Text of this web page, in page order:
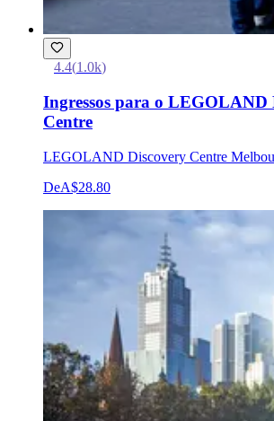
4.4(1.0k)
Ingressos para o LEGOLAND
Centre
LEGOLAND Discovery Centre
DeA$28.80